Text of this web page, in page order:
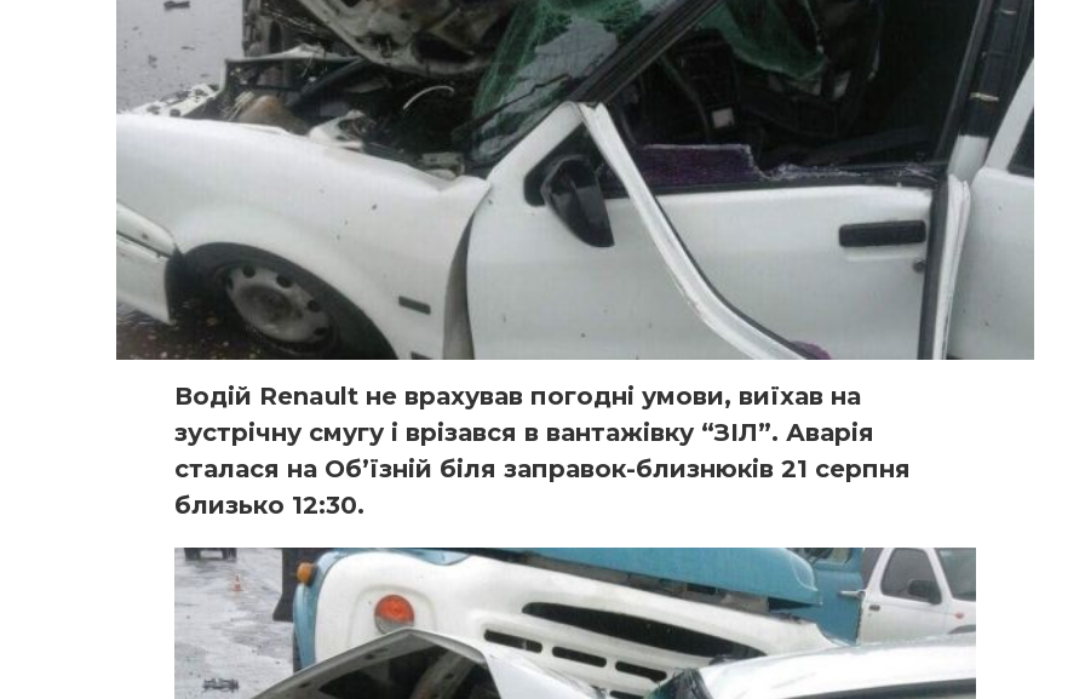
Водій Renault не врахував погодні умови, виїхав на
зустрічну смугу і врізався в вантажівку “ЗІЛ”. Аварія
сталася на Об’їзній біля заправок-близнюків 21 серпня
близько 12:30.